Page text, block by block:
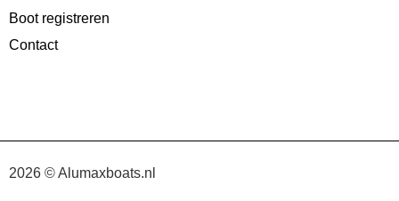
Boot registreren
Contact
2026 © Alumaxboats.nl